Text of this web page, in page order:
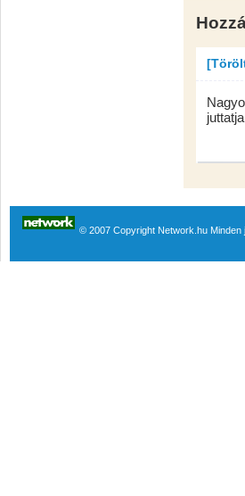
© 2007 Copyright Network.hu Minden